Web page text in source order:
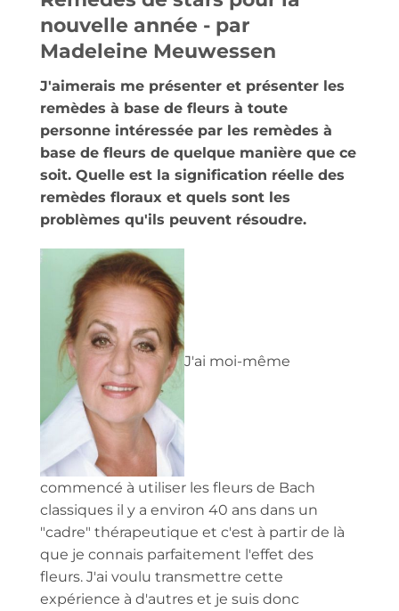
nouvelle année - par
Madeleine Meuwessen
J'aimerais me présenter et présenter les
remèdes à base de fleurs à toute
personne intéressée par les remèdes à
base de fleurs de quelque manière que ce
soit. Quelle est la signification réelle des
remèdes floraux et quels sont les
problèmes qu'ils peuvent résoudre.
J'ai moi-même
commencé à utiliser les fleurs de Bach
classiques il y a environ 40 ans dans un
"cadre" thérapeutique et c'est à partir de là
que je connais parfaitement l'effet des
fleurs. J'ai voulu transmettre cette
expérience à d'autres et je suis donc